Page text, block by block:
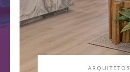
ARQUITETOS